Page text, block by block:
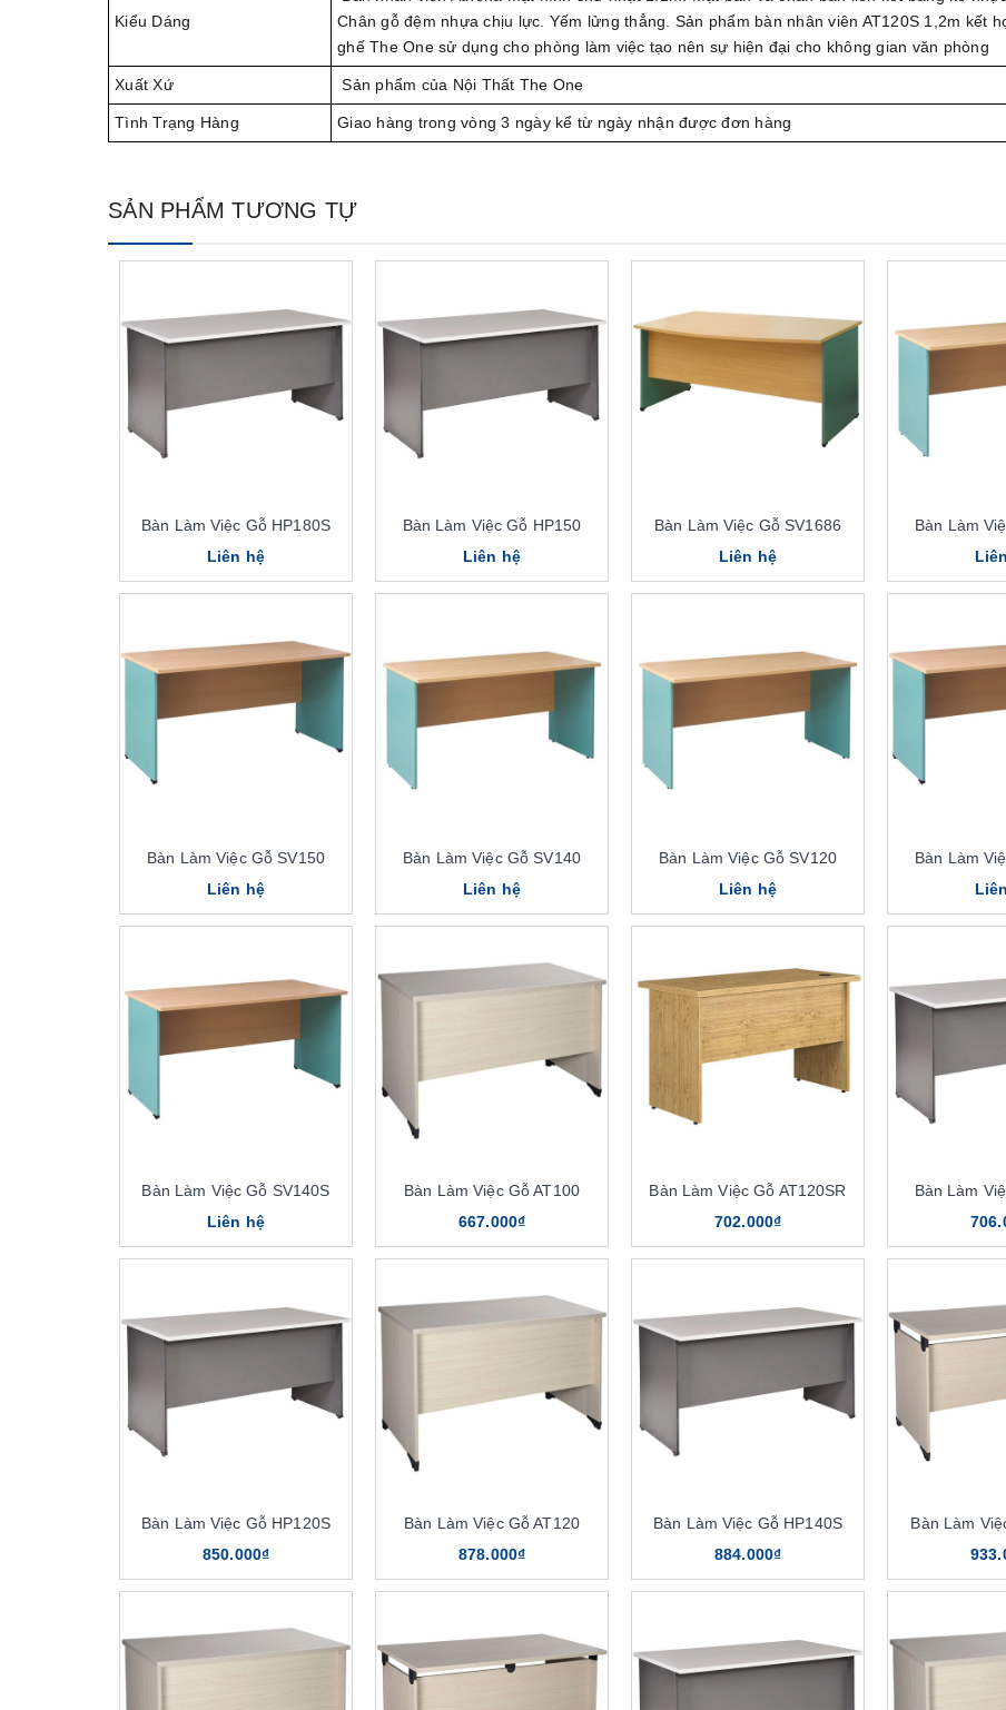
Kiểu Dáng
Chân gỗ đệm nhựa chịu lực. Yếm lửng thẳng. Sản phẩm bàn nhân viên AT120S 1,2m kết
ghế The One sử dụng cho phòng làm việc tạo nên sự hiện đại cho không gian văn phòng
Xuất Xứ Sản phẩm của Nội Thất The One
Tình Trạng Hàng Giao hàng trong vòng 3 ngày kể từ ngày nhận được đơn hàng
SẢN PHẨM TƯƠNG TỰ
Bàn Làm Việc Gỗ HP180S
Liên hệ
Bàn Làm Việc Gỗ HP150
Liên hệ
Bàn Làm Việc Gỗ SV1686
Liên hệ
Bàn Làm
Bàn Làm Việc Gỗ SV150
Liên hệ
Bàn Làm Việc Gỗ SV140
Liên hệ
Bàn Làm Việc Gỗ SV120
Liên hệ
Bàn Làm
Bàn Làm Việc Gỗ SV140S
Liên hệ
Bàn Làm Việc Gỗ AT100
667.000₫
Bàn Làm Việc Gỗ AT120SR
702.000₫
Bàn Làm
Bàn Làm Việc Gỗ HP120S
850.000₫
Bàn Làm Việc Gỗ AT120
878.000₫
Bàn Làm Việc Gỗ HP140S
884.000₫
Bàn Làm